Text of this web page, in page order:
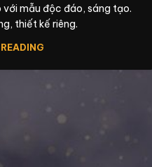
mẫu độc đáo, sáng tạo.
thiết kế riêng.